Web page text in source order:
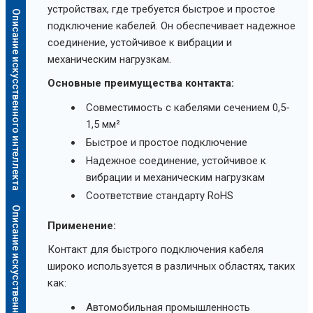
Описание искусственного интеллекта
устройствах, где требуется быстрое и простое
подключение кабелей. Он обеспечивает надежное
соединение, устойчивое к вибрации и
механическим нагрузкам.
Основные преимущества контакта:
Совместимость с кабелями сечением 0,5-
1,5 мм²
Быстрое и простое подключение
Надежное соединение, устойчивое к
вибрации и механическим нагрузкам
Соответствие стандарту RoHS
Применение:
Контакт для быстрого подключения кабеля
широко используется в различных областях, таких
как:
Автомобильная промышленность